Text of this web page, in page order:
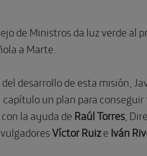
de Ministros da luz verde
a Marte.
desarrollo de esta misión,
un plan para
la ayuda de Raúl Torres ,
Víctor Ruize Iván